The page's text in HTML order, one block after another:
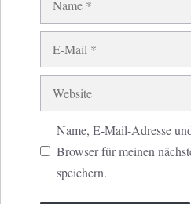
Website
Name, E-Mail-Adresse
Browser für meinen
speichern.